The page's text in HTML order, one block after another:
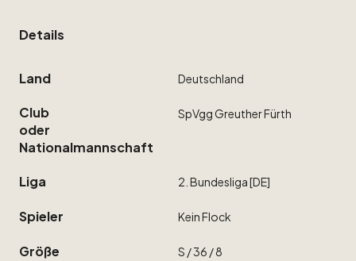
Details
Land Deutschland
Club
oder
Nationalmannschaft
SpVggGreutherFürth
Liga 2. Bundesliga[DE]
Spieler KeinFlock
Größe S ​/​36 ​/​8